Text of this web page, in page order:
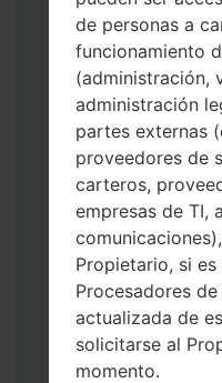
firmware.
Debe obtener 1
o 5 (si es archivo
AP: "Sistema y
CP: "Módem y
CSC _ ***:
operador"
Agregue todos
Si desea hacer
use
datos y
Ahora apague
de Descarga.
de personas a
funcionamiento
(administración,
administración
partes externas
proveedores de
carteros,
empresas de TI,
Propietario, si
Procesadores
actualizada de
solicitarse al
momento.